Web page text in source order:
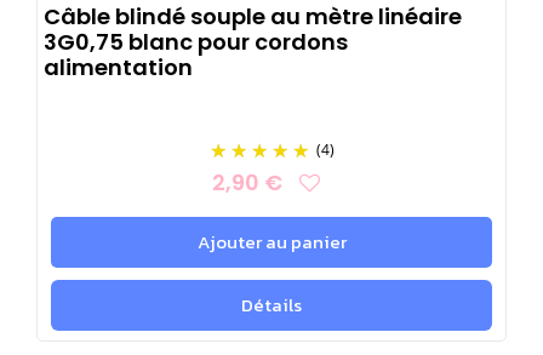
Câble blindé souple au mètre linéaire
3G0,75 blanc pour cordons
alimentation
(4)
2,90 €
Ajouter au panier
Détails